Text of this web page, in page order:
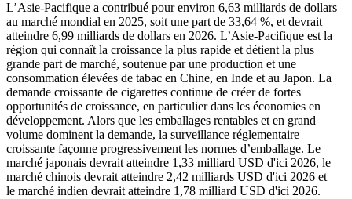
L’Asie-Pacifique a contribué pour environ 6,63 milliards de dollars
au marché mondial en 2025, soit une part de 33,64 %, et devrait
atteindre 6,99 milliards de dollars en 2026. L’Asie-Pacifique est la
région qui connaît la croissance la plus rapide et détient la plus
grande part de marché, soutenue par une production et une
consommation élevées de tabac en Chine, en Inde et au Japon. La
demande croissante de cigarettes continue de créer de fortes
opportunités de croissance, en particulier dans les économies en
développement. Alors que les emballages rentables et en grand
volume dominent la demande, la surveillance réglementaire
croissante façonne progressivement les normes d’emballage. Le
marché japonais devrait atteindre 1,33 milliard USD d'ici 2026, le
marché chinois devrait atteindre 2,42 milliards USD d'ici 2026 et
le marché indien devrait atteindre 1,78 milliard USD d'ici 2026.